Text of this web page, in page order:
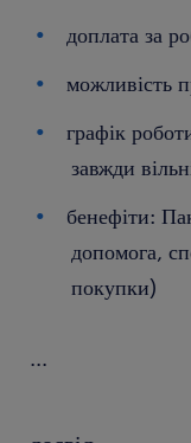
доплата за
можливість
графік
завжди
бенефіти:
допомога,
покупки)
...